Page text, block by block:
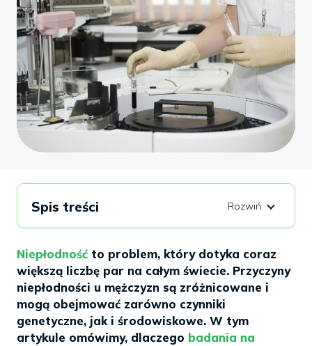
Niepłodność to problem, który dotyka coraz
większą liczbę par na całym świecie. Przyczyny
niepłodności u mężczyzn są zróżnicowane i
mogą obejmować zarówno czynniki
genetyczne, jak i środowiskowe. W tym
artykule omówimy, dlaczego badania na
Spis treści